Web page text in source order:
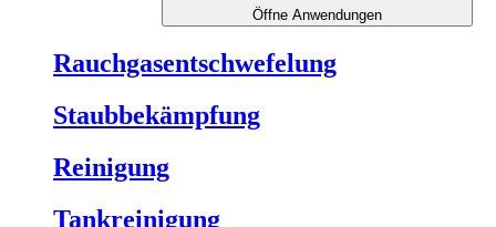
Öffne Anwendungen
Rauchgasentschwefelung
Staubbekämpfung
Reinigung
Tankreinigung